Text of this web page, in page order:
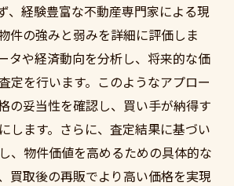
、経験豊富な不動産専門家による現
件の強みと弱みを詳細に評価しま
タや経済動向を分析し、将来的な価
定を行います。このようなアプロー
の妥当性を確認し、買い手が納得す
します。さらに、査定結果に基づい
、物件価値を高めるための具体的な
買取後の再販でより高い価格を実現